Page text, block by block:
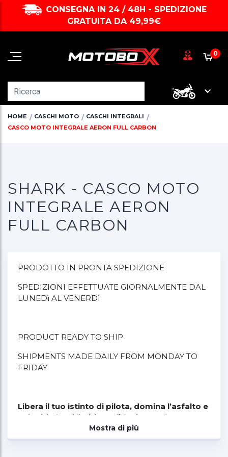
CONSEGNA IN 24 / 48H - SPEDIZIONE
GRATUITA DA 49,99€
0
HOME CASCHI MOTO
CASCHI INTEGRALI
CASCO MOTO INTEGRALE AERON FULL CARBON
SHARK - CASCO MOTO
INTEGRALE AERON
FULL CARBON
PRODOTTO IN PRONTA SPEDIZIONE
SPEDIZIONI EFFETTUATE GIORNALMENTE DAL
LUNEDì AL VENERDì
PRODUCT READY TO SHIP
SHIPMENTS MADE DAILY FROM MONDAY TO
FRIDAY
Libera il tuo istinto di pilota, domina l’asfalto e
spingiti oltre i limiti con fiducia assoluta.
Mostra di più